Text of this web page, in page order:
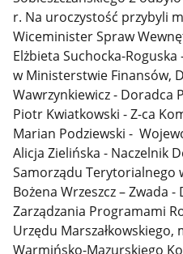
r. Na uroczystość przybyli
Wiceminister Spraw
Elżbieta Suchocka-
w Ministerstwie Finansów,
Wawrzynkiewicz - Doradca
Piotr Kwiatkowski - Z-ca
Marian Podziewski -
Alicja Zielińska - Naczelnik
Samorządu Terytorialnego
Bożena Wrzeszcz – Zwada
Zarządzania Programami
Urzędu Marszałkowskiego,
Warmińsko-Mazurskiego